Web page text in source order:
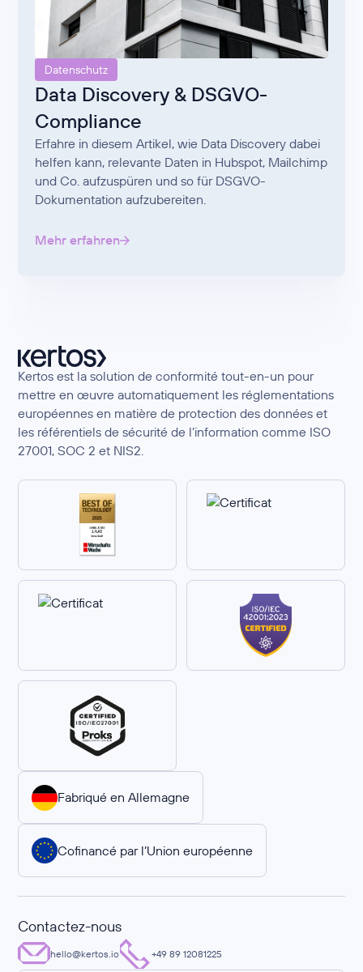
Datenschutz
Data Discovery & DSGVO-
Compliance
Erfahre in diesem Artikel, wie Data Discovery dabei
helfen kann, relevante Daten in Hubspot, Mailchimp
und Co. aufzuspüren und so für DSGVO-
Dokumentation aufzubereiten.
Mehr erfahren
Kertos est la solution de conformité tout-en-un pour
mettre en œuvre automatiquement les réglementations
européennes en matière de protection des données et
les référentiels de sécurité de l’information comme ISO
27001, SOC 2 et NIS2.
Fabriqué en Allemagne
Cofinancé par l’Union européenne
Contactez-nous
hello@kertos.io +49 89 12081225